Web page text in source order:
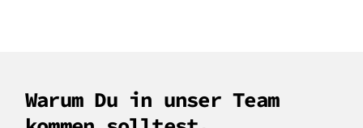
Warum Du in unser Team